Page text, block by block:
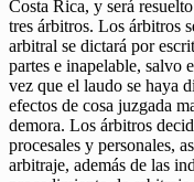
Costa Rica, y será
tres árbitros. Los árbitros
arbitral se dictará por
partes e inapelable, salvo
vez que el laudo se haya
efectos de cosa juzgada
demora. Los árbitros
procesales y personales,
arbitraje, además de las